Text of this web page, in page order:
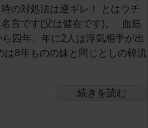
の対処法は逆ギレ！ とはウチ
言です(父は健在です)。 血筋
四年、年に2人は浮気相手が出
は8年ものの妹と同じとしの韓流
続きを読む